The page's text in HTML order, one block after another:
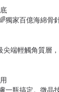
獨家百億海綿骨
端輕觸角質層
一瓶搞定。微晶